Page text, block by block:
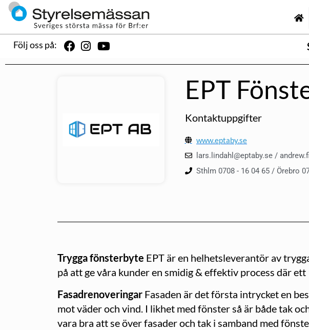
Följ oss på:
EPT
Kontaktuppgifter
www.eptaby.se
lars.lindahl@eptaby.se /
Sthlm 0708 - 16 04 65 / Örebro
Trygga fönsterbyte EPT är en helhetsleverantör av
på att ge våra kunder en smidig & effektiv process där
Fasadrenoveringar Fasaden är det första intrycket en
mot väder och vind. I likhet med fönster så är både tak
vara bra att se över fasader och tak i samband med